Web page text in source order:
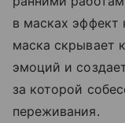
в масках эффект
маска скрывает
эмоций и
за которой
переживания.